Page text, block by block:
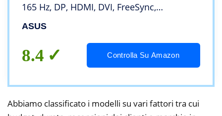
165 Hz, DP, HDMI, DVI, FreeSync,
Compatibile G-Sync, Filtro Luce Blu, Flicker
ASUS
8.4 Controlla Su Amazon
Abbiamo classificato i modelli su vari fattori tra cui